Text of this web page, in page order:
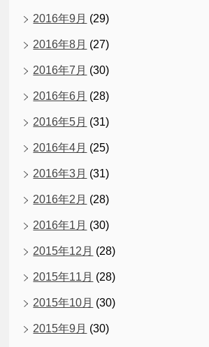
2016年9月 (29)
2016年8月 (27)
2016年7月 (30)
2016年6月 (28)
2016年5月 (31)
2016年4月 (25)
2016年3月 (31)
2016年2月 (28)
2016年1月 (30)
2015年12月 (28)
2015年11月 (28)
2015年10月 (30)
2015年9月 (30)